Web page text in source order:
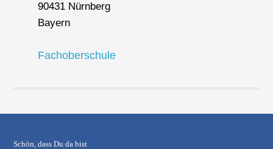
90431 Nürnberg
Bayern
Fachoberschule
Schön, dass Du da bist